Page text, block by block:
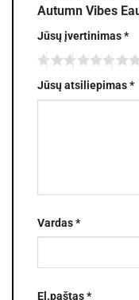
Autumn Vibes
Jūsų įvertinimas*
Jūsų atsiliepimas*
Vardas*
El.paštas*